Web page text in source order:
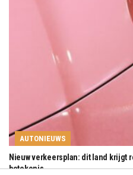
AUTONIEUWS
Nieuw verkeersplan: dit land krijgt
betekenis